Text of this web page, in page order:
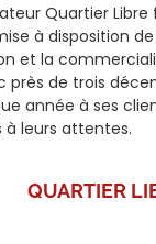
Quartier Libre
à disposition
et la
près de trois
année à ses
à leurs attentes.
QUARTIER